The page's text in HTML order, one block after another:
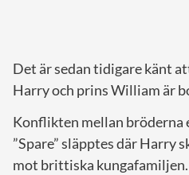
Det är sedan tidigare känt
Harry och prins William är
Konflikten mellan bröderna
”Spare” släpptes där Harry
mot brittiska kungafamiljen.